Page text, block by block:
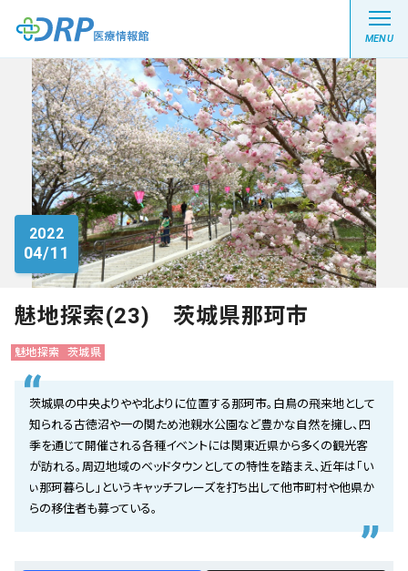
MENU
最新の注目記事
栄養健康レシピ
医療系学生記事
健康川柳
DRP医療情報館とは?
会社概要
お知らせ
お問い合わせ
2022
04/11
魅地探索(23) 茨城県那珂市
魅地探索 茨城県
茨城県の中央よりやや北よりに位置する那珂市。白鳥の飛来地として
知られる古徳沼や一の関ため池親水公園など豊かな自然を擁し、四
季を通じて開催される各種イベントには関東近県から多くの観光客
が訪れる。周辺地域のベッドタウンとしての特性を踏まえ、近年は「い
ぃ那珂暮らし」というキャッチフレーズを打ち出して他市町村や他県か
らの移住者も募っている。